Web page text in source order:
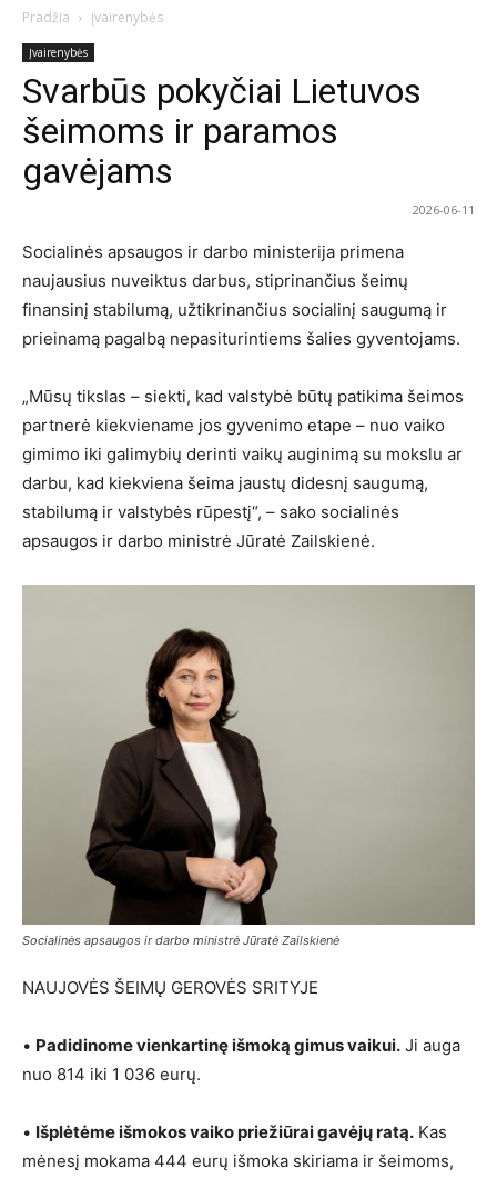
Pradžia Įvairenybės
Įvairenybės
Svarbūs pokyčiai Lietuvos
šeimoms ir paramos
gavėjams
2026-06-11
Socialinės apsaugos ir darbo ministerija primena
naujausius nuveiktus darbus, stiprinančius šeimų
finansinį stabilumą, užtikrinančius socialinį saugumą ir
prieinamą pagalbą nepasiturintiems šalies gyventojams.
„Mūsų tikslas – siekti, kad valstybė būtų patikima šeimos
partnerė kiekviename jos gyvenimo etape – nuo vaiko
gimimo iki galimybių derinti vaikų auginimą su mokslu ar
darbu, kad kiekviena šeima jaustų didesnį saugumą,
stabilumą ir valstybės rūpestį“, – sako socialinės
apsaugos ir darbo ministrė Jūratė Zailskienė.
Socialinės apsaugos ir darbo ministrė Jūratė Zailskienė
NAUJOVĖS ŠEIMŲ GEROVĖS SRITYJE
• Padidinome vienkartinę išmoką gimus vaikui. Ji auga
nuo 814 iki 1 036 eurų.
• Išplėtėme išmokos vaiko priežiūrai gavėjų ratą. Kas
mėnesį mokama 444 eurų išmoka skiriama ir šeimoms,